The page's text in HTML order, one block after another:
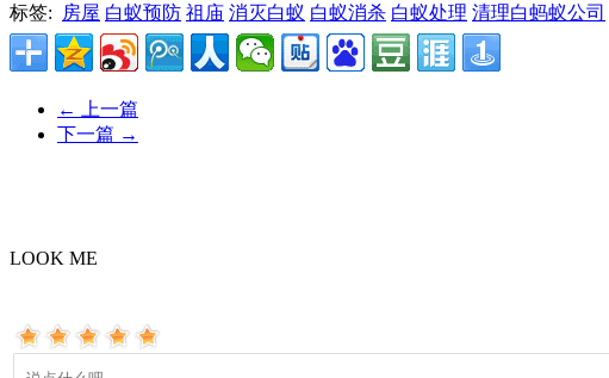
标签: 房屋 白蚁预防 祖庙 消灭白蚁 白蚁消杀 白蚁处理 清理白蚂蚁公司
←
上一篇
下一篇 →
LOOK ME